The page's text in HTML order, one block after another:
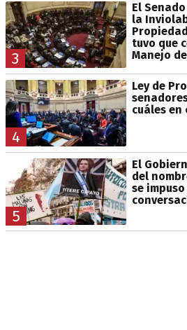
3
El
la
tuvo que
Manejo
4
Ley de
cuáles en
5
El
del
se